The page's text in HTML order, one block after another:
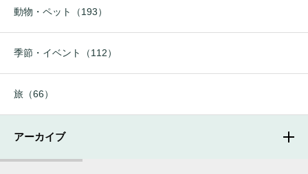
動物・ペット（193）
季節・イベント（112）
旅（66）
アーカイブ